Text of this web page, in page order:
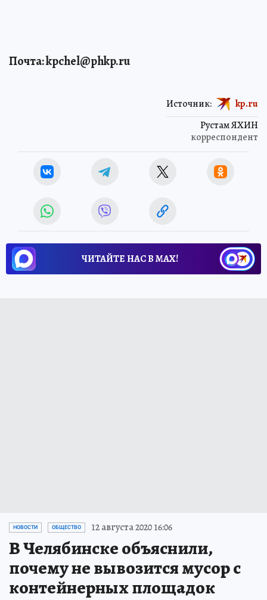
Почта: kpchel@phkp.ru
Рустам ЯХИН
корреспондент
Источник: kp.ru
ЧИТАЙТЕ НАС В МАХ!
НОВОСТИ ОБЩЕСТВО 12 августа 2020 16:06
В Челябинске объяснили,
почему не вывозится мусор с
контейнерных площадок